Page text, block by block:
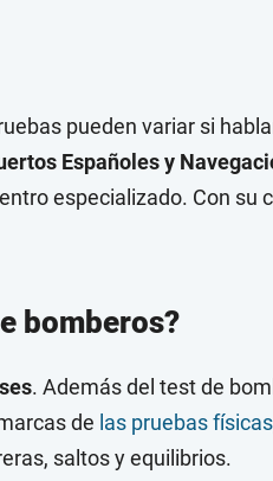
pueden variar si
Españoles y
especializado. Con su
bomberos?
. Además del test de
de las pruebas físicas
saltos y equilibrios.